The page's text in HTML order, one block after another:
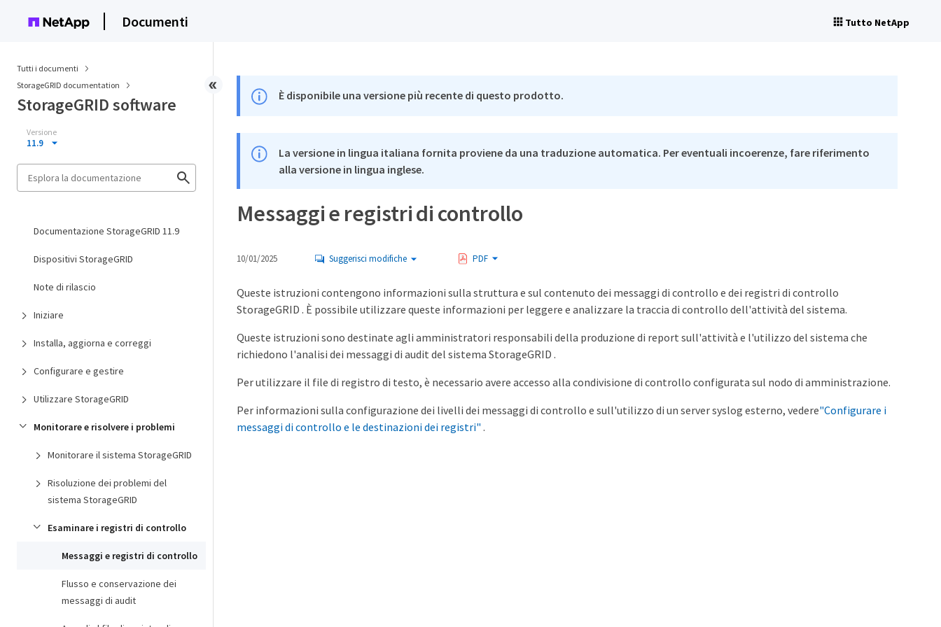
Documenti Tutto NetApp
Tutti i documenti
StorageGRID documentation
StorageGRID software
Versione
11.9
Documentazione StorageGRID 11.9
Dispositivi StorageGRID
Note di rilascio
Iniziare
Installa, aggiorna e correggi
Configurare e gestire
Utilizzare StorageGRID
Monitorare e risolvere i problemi
Monitorare il sistema StorageGRID
Risoluzione dei problemi del
sistema StorageGRID
Esaminare i registri di controllo
Messaggi e registri di controllo
Flusso e conservazione dei
messaggi di audit
È disponibile una versione più recente di questo prodotto.
La versione in lingua italiana fornita proviene da una traduzione automatica. Per eventuali incoerenze, fare riferimento
alla versione in lingua inglese.
Messaggi e registri di controllo
10/01/2025 Suggerisci modifiche PDF
Queste istruzioni contengono informazioni sulla struttura e sul contenuto dei messaggi di controllo e dei registri di controllo
StorageGRID . È possibile utilizzare queste informazioni per leggere e analizzare la traccia di controllo dell'attività del sistema.
Queste istruzioni sono destinate agli amministratori responsabili della produzione di report sull'attività e l'utilizzo del sistema che
richiedono l'analisi dei messaggi di audit del sistema StorageGRID .
Per utilizzare il file di registro di testo, è necessario avere accesso alla condivisione di controllo configurata sul nodo di amministrazione.
Per informazioni sulla configurazione dei livelli dei messaggi di controllo e sull'utilizzo di un server syslog esterno, vedere"Configurare i
messaggi di controllo e le destinazioni dei registri" .